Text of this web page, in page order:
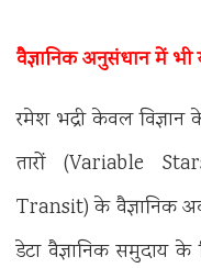
वैज्ञानिक अनुसंधान में भी
रमेश भद्री केवल विज्ञान
तारों (Variable
Transit) के वैज्ञानिक
डेटा वैज्ञानिक समुदाय